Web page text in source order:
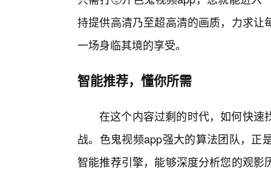
持提供高清乃至超高清的画质，力求
一场身临其境的享受。
智能推荐，懂你所需
在这个内容过剩的时代，如何快速
战。色鬼视频app强大的算法团队，正
智能推荐引擎，能够深度分析您的观